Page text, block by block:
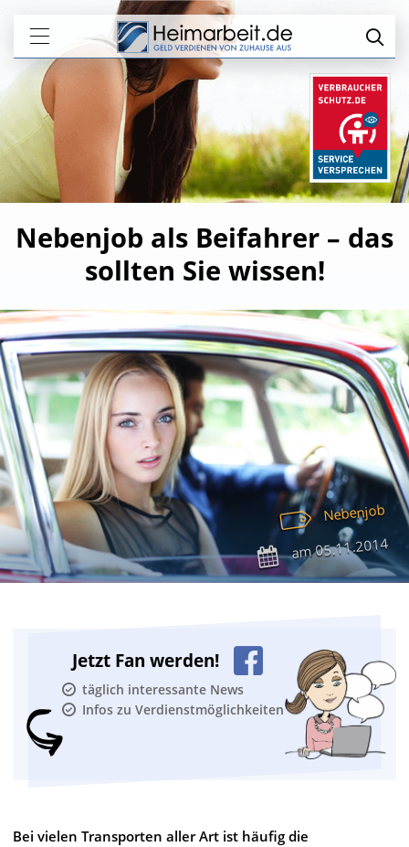
Nebenjob als Beifahrer – das
sollten Sie wissen!
Nebenjob
am05.11.2014
Jetzt Fan werden!
täglich interessante News
Infos zu Verdienstmöglichkeiten
Bei vielen Transporten aller Art ist häufig die